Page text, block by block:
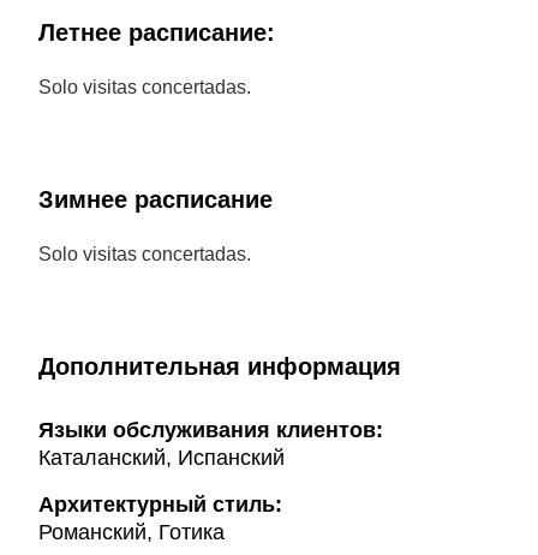
Летнее расписание:
Solo visitas concertadas.
Зимнее расписание
Solo visitas concertadas.
Дополнительная информация
Языки обслуживания клиентов:
Каталанский, Испанский
Архитектурный стиль:
Романский, Готика